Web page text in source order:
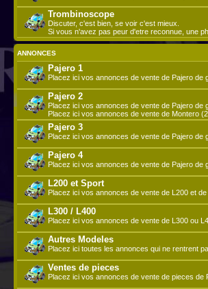
Trombinoscope
Discuter, c'est bien, se voir c'est mieux.
Si vous n'avez pas peur d'etre reconnue, une
ANNONCES
Pajero 1
Placez ici vos annonces de vente de Pajero de
Pajero 2
Placez ici vos annonces de vente de Pajero de
Placez ici vos annonces de vente de Montero
Pajero 3
Placez ici vos annonces de vente de Pajero de
Pajero 4
Placez ici vos annonces de vente de Pajero de
L200 et Sport
Placez ici vos annonces de vente de L200 et de
L300 / L400
Placez ici vos annonces de vente de L300 ou
Autres Modeles
Placez ici toutes les annonces qui ne rentrent
Ventes de pieces
Placez ici vos annonces de vente de pieces de